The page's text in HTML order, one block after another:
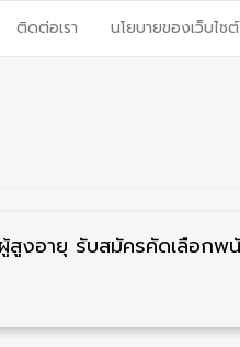
ติดต่อเรา นโยบายของเว็บไซต์